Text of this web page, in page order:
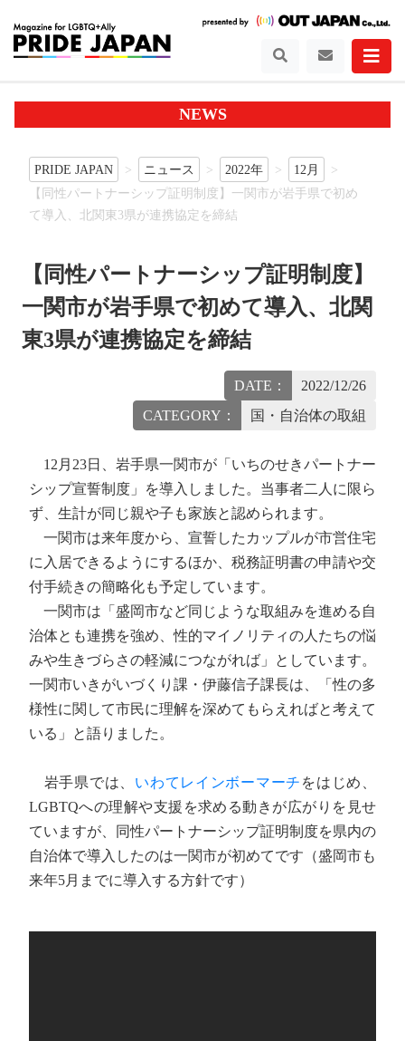
NEWS
PRIDE JAPAN ニュース 2022年
12月
【同性パートナーシップ証明制度】一関市が岩手県で初め
て導入、北関東3県が連携協定を締結
【同性パートナーシップ証明制度】
一関市が岩手県で初めて導入、北関
東3県が連携協定を締結
DATE：
2022/12/26
CATEGORY：
国・自治体の取組
12月23日、岩手県一関市が「いちのせきパートナー
シップ宣誓制度」を導入しました。当事者二人に限ら
ず、生計が同じ親や子も家族と認められます。
一関市は来年度から、宣誓したカップルが市営住宅
に入居できるようにするほか、税務証明書の申請や交
付手続きの簡略化も予定しています。
一関市は「盛岡市など同じような取組みを進める自
治体とも連携を強め、性的マイノリティの人たちの悩
みや生きづらさの軽減につながれば」としています。
一関市いきがいづくり課・伊藤信子課長は、「性の多
様性に関して市民に理解を深めてもらえればと考えて
いる」と語りました。
岩手県では、 いわてレインボーマーチ をはじめ、
LGBTQへの理解や支援を求める動きが広がりを見せ
ていますが、同性パートナーシップ証明制度を県内の
自治体で導入したのは一関市が初めてです（盛岡市も
来年5月までに導入する方針です）